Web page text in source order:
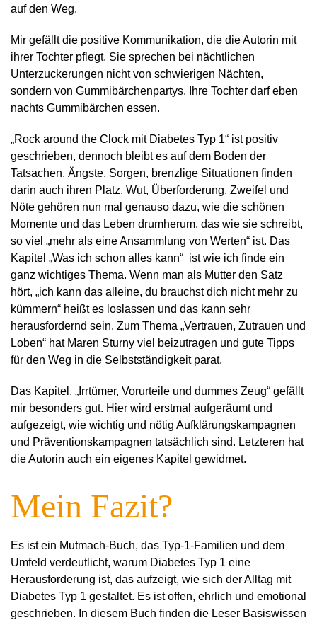
auf den Weg.
Mir gefällt die positive Kommunikation, die die Autorin mit
ihrer Tochter pflegt. Sie sprechen bei nächtlichen
Unterzuckerungen nicht von schwierigen Nächten,
sondern von Gummibärchenpartys. Ihre Tochter darf eben
nachts Gummibärchen essen.
„Rock around the Clock mit Diabetes Typ 1“ ist positiv
geschrieben, dennoch bleibt es auf dem Boden der
Tatsachen. Ängste, Sorgen, brenzlige Situationen finden
darin auch ihren Platz. Wut, Überforderung, Zweifel und
Nöte gehören nun mal genauso dazu, wie die schönen
Momente und das Leben drumherum, das wie sie schreibt,
so viel „mehr als eine Ansammlung von Werten“ ist. Das
Kapitel „Was ich schon alles kann“ ist wie ich finde ein
ganz wichtiges Thema. Wenn man als Mutter den Satz
hört, „ich kann das alleine, du brauchst dich nicht mehr zu
kümmern“ heißt es loslassen und das kann sehr
herausfordernd sein. Zum Thema „Vertrauen, Zutrauen und
Loben“ hat Maren Sturny viel beizutragen und gute Tipps
für den Weg in die Selbstständigkeit parat.
Das Kapitel, „Irrtümer, Vorurteile und dummes Zeug“ gefällt
mir besonders gut. Hier wird erstmal aufgeräumt und
aufgezeigt, wie wichtig und nötig Aufklärungskampagnen
und Präventionskampagnen tatsächlich sind. Letzteren hat
die Autorin auch ein eigenes Kapitel gewidmet.
Mein Fazit?
Es ist ein Mutmach-Buch, das Typ-1-Familien und dem
Umfeld verdeutlicht, warum Diabetes Typ 1 eine
Herausforderung ist, das aufzeigt, wie sich der Alltag mit
Diabetes Typ 1 gestaltet. Es ist offen, ehrlich und emotional
geschrieben. In diesem Buch finden die Leser Basiswissen